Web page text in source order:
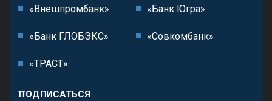
«Внешпромбанк» «Банк Югра»
«Банк ГЛОБЭКС» «Совкомбанк»
«ТРАСТ»
ПОДПИСАТЬСЯ